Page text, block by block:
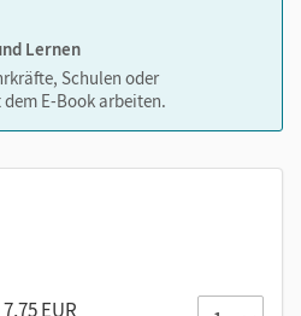
und Rechenwegen
und Sprachmustern
und Partnerübungen
Lernen
Schulen oder
E-Book arbeiten.
7,75 EUR